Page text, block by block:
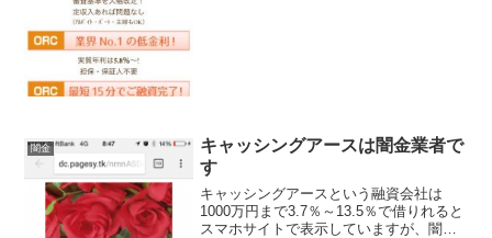
闇金
キャッシングアースは闇金業者で
す
キャッシングアースという融資会社は
1000万円まで3.7％～13.5％で借りれると
スマホサイトで表示していますが、闇金